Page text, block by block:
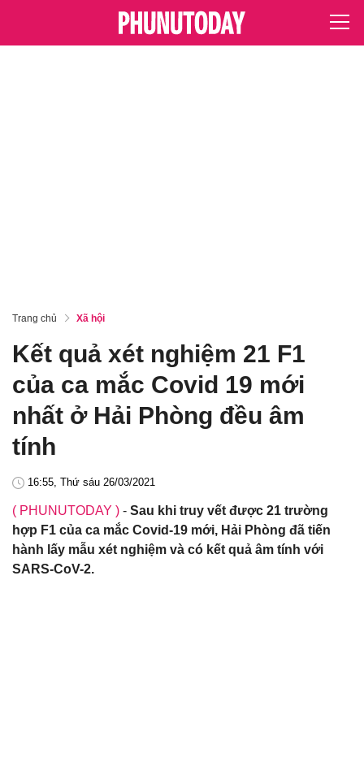
Trang chủ Xã hội
Kết quả xét nghiệm 21 F1
của ca mắc Covid 19 mới
nhất ở Hải Phòng đều âm
tính
16:55, Thứ sáu 26/03/2021
( PHUNUTODAY ) - Sau khi truy vết được 21 trường
hợp F1 của ca mắc Covid-19 mới, Hải Phòng đã tiến
hành lấy mẫu xét nghiệm và có kết quả âm tính với
SARS-CoV-2.